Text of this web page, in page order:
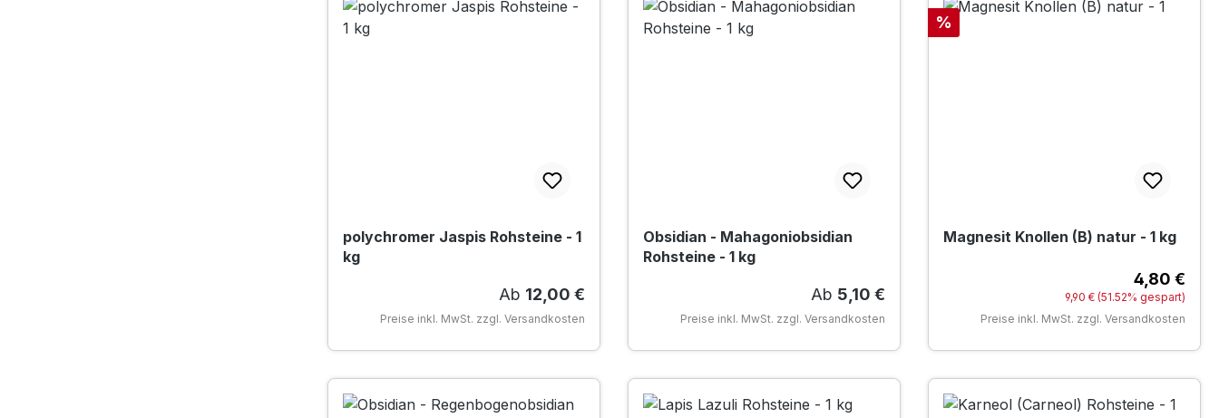
polychromer Jaspis Rohsteine - 1
kg
Regulärer Preis:
Ab 12,00 €
Preise inkl. MwSt. zzgl. Versandkosten
Obsidian - Mahagoniobsidian
Rohsteine - 1 kg
Regulärer Preis:
Ab 5,10 €
Preise inkl. MwSt. zzgl. Versandkosten
Rabatt
%
Magnesit Knollen (B) natur - 1 kg
4,80 €
Regulärer Preis:
9,90 € (51.52% gespart)
Preise inkl. MwSt. zzgl. Versandkosten